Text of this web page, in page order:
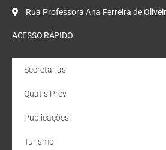
Rua Professora Ana Ferreira de
ACESSO RÁPIDO
Secretarias
Quatis Prev
Publicações
Turismo